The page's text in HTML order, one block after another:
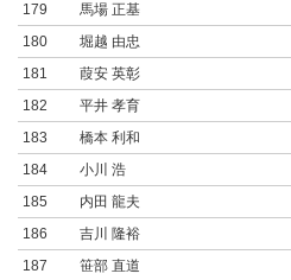
179
馬場 正基
180
堀越 由忠
181
葭安 英彰
182
平井 孝育
183
橋本 利和
184
小川 浩
185
内田 龍夫
186
吉川 隆裕
187
笹部 直道